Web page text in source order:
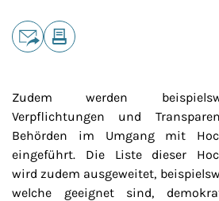
Teilen
Zudem werden
Verpflichtungen und
Behörden im Umgang mit
eingeführt. Die Liste dieser
wird zudem ausgeweitet,
welche geeignet sind,